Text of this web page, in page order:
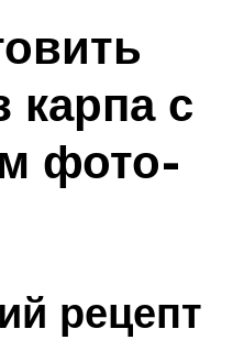
карпа с
фото-
рецепт